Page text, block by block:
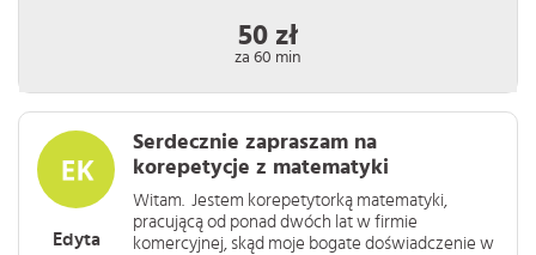
50 zł
za 60 min
Edyta
Serdecznie zapraszam na
korepetycje z matematyki
Witam. Jestem korepetytorką matematyki,
pracującą od ponad dwóch lat w firmie
komercyjnej, skąd moje bogate doświadczenie w